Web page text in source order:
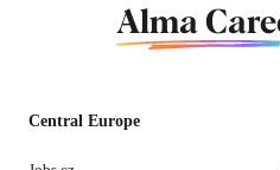
Alma
Central Europe